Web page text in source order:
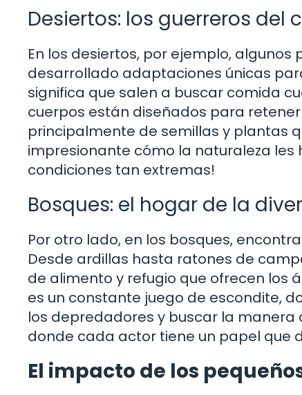
Desiertos: los guerreros del
En los desiertos, por ejemplo,
desarrollado adaptaciones únicas
significa que salen a buscar comida
cuerpos están diseñados para
principalmente de semillas y plantas
impresionante cómo la naturaleza
condiciones tan extremas!
Bosques: el hogar de la
Por otro lado, en los bosques,
Desde ardillas hasta ratones de
de alimento y refugio que ofrecen los
es un constante juego de escondite,
los depredadores y buscar la manera
donde cada actor tiene un papel que
El impacto de los